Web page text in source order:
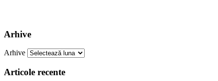
Arhive
Arhive
Articole recente